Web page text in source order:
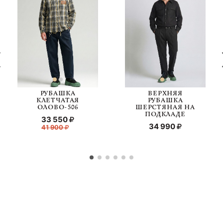
РУБАШКА
КЛЕТЧАТАЯ
ОЛОВО-506
41 900
33 550
ВЕРХНЯЯ
РУБАШКА
ШЕРСТЯНАЯ НА
ПОДКЛАДЕ
34 990